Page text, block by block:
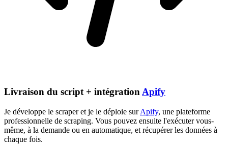
Livraison du script + intégration Apify
Je développe le scraper et je le déploie surApify, une plateforme
professionnelle de scraping. Vous pouvez ensuite l'exécuter vous-
même, à la demande ou en automatique, et récupérer les données à
chaque fois.